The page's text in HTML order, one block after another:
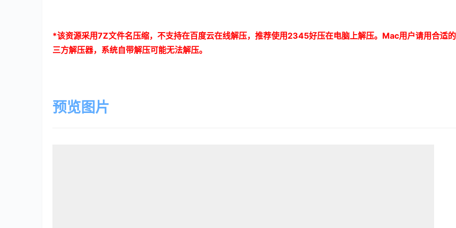
*该资源采用7Z文件名压缩，不支持在百度云在线解压，推荐使用 2345好压在电脑上解压。 Mac用户请用合适
三方解压器，系统自带解压可能无法解压。
预览图片